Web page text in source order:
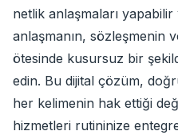
netlik anlaşmaları
anlaşmanın, sözleşmenin
ötesinde kusursuz bir
edin. Bu dijital çözüm,
her kelimenin hak ettiği
hizmetleri rutininize